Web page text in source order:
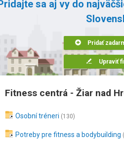
sa aj vy do
Pridať
Upraviť
Fitness centrá - Žiar nad
Osobní tréneri (130)
Potreby pre fitness a bodybuilding